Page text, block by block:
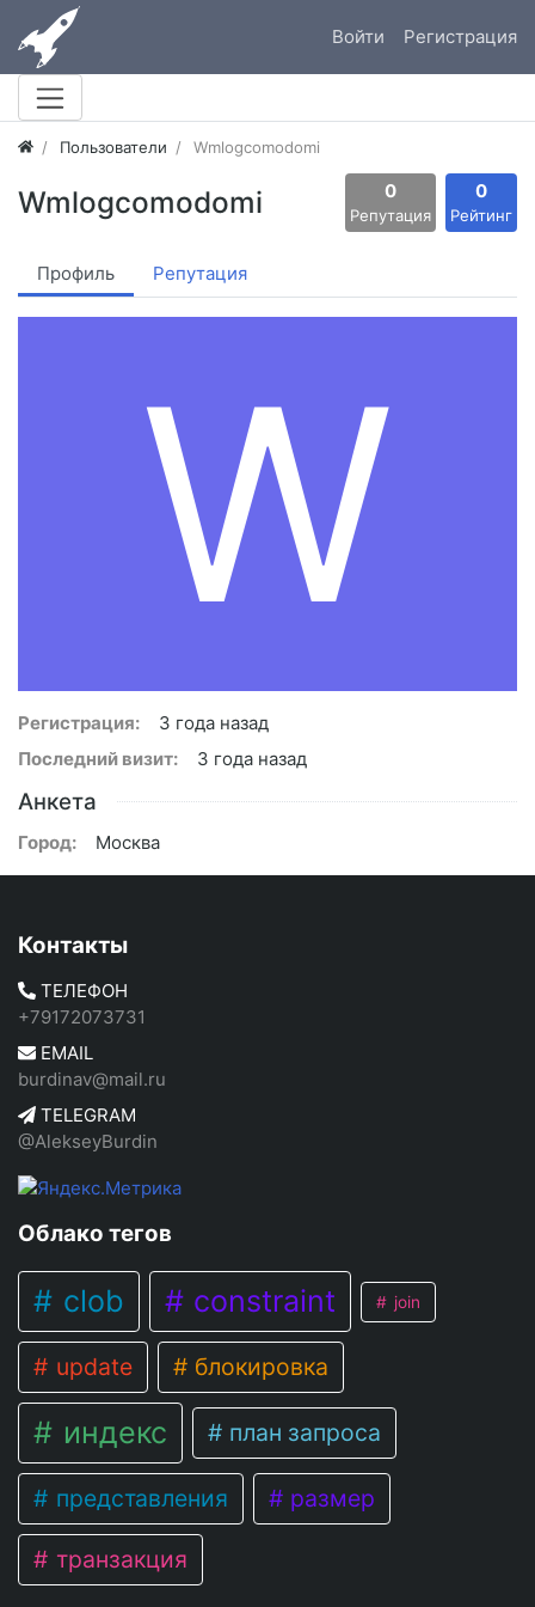
Войти Регистрация
Пользователи Wmlogcomodomi
Wmlogcomodomi 0
Репутация
0
Рейтинг
Профиль Репутация
W
Регистрация:
3 года назад
Последний визит:
3 года назад
Анкета
Город: Москва
Контакты
ТЕЛЕФОН
+79172073731
EMAIL
burdinav@mail.ru
TELEGRAM
@AlekseyBurdin
Облако тегов
clob constraint join
update блокировка
индекс план запроса
представления размер
транзакция